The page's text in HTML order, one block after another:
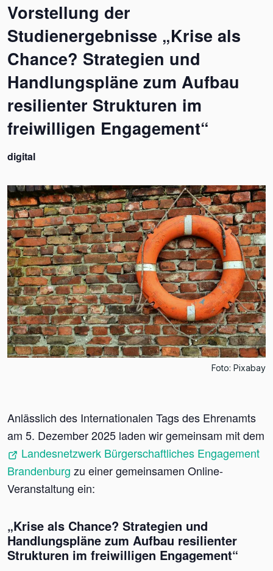
Vorstellung der
Studienergebnisse „Krise als
Chance? Strategien und
Handlungspläne zum Aufbau
resilienter Strukturen im
freiwilligen Engagement“
digital
Foto: Pixabay
Anlässlich des Internationalen Tags des Ehrenamts
am 5. Dezember 2025 laden wir gemeinsam mit dem
Landesnetzwerk Bürgerschaftliches Engagement
Brandenburg zu einer gemeinsamen Online-
Veranstaltung ein:
„Krise als Chance? Strategien und
Handlungspläne zum Aufbau resilienter
Strukturen im freiwilligen Engagement“